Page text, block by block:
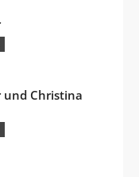
Christina